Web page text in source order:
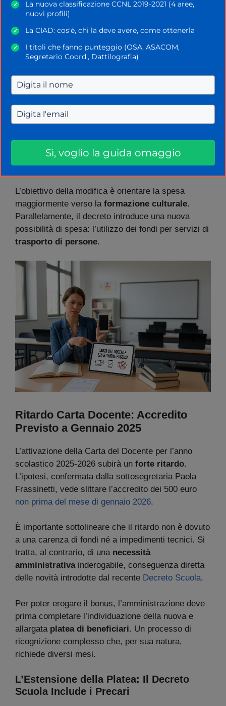
sull’utilizzo dei fondi per la tecnologia.
tra le platee. I nuovi destinatari del beneficio (i
docenti precari
) potranno utilizzare il bonus per
l’acquisto di hardware solo in occasione della prima
erogazione.
Per i docenti di ruolo, che hanno già fruito della
annuale. Sarà consentito per l’anno scolastico
2025/2026 e, successivamente, avrà unacadenza
quadriennale.
L’obiettivo della modifica è orientare la spesa
maggiormente verso la formazione culturale.
Parallelamente, il decreto introduce una nuova
possibilità di spesa: l’utilizzo dei fondi per servizi di
trasporto di persone.
Ritardo Carta Docente: Accredito
Previsto a Gennaio 2025
L’attivazione della Carta del Docente per l’anno
scolastico 2025-2026 subirà un forte ritardo.
L’ipotesi, confermata dalla sottosegretaria Paola
Frassinetti, vede slittare l’accredito dei 500 euro
non prima del mese di gennaio 2026.
È importante sottolineare che il ritardo non è dovuto
a una carenza di fondi né a impedimenti tecnici. Si
tratta, al contrario, di una necessità
amministrativainderogabile, conseguenza diretta
delle novità introdotte dal recente Decreto Scuola.
Per poter erogare il bonus, l’amministrazione deve
prima completare l’individuazione della nuova e
allargata platea di beneficiari. Un processo di
ricognizione complesso che, per sua natura,
richiede diversi mesi.
L’Estensione della Platea: Il Decreto
Scuola Include i Precari
✓
La nuova classificazione CCNL 2019-2021 (4 aree,
nuovi profili)
✓ La CIAD: cos'è, chi la deve avere, come ottenerla
✓
I titoli che fanno punteggio (OSA, ASACOM,
Segretario Coord., Dattilografia)
Sì, voglio la guida omaggio